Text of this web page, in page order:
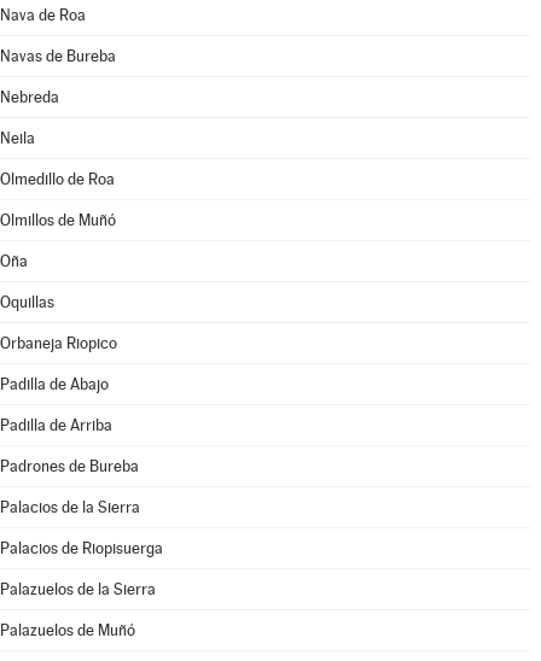
Nava de Roa
Navas de Bureba
Nebreda
Neila
Olmedillo de Roa
Olmillos de Muñó
Oña
Oquillas
Orbaneja Riopico
Padilla de Abajo
Padilla de Arriba
Padrones de Bureba
Palacios de la Sierra
Palacios de Riopisuerga
Palazuelos de la Sierra
Palazuelos de Muñó